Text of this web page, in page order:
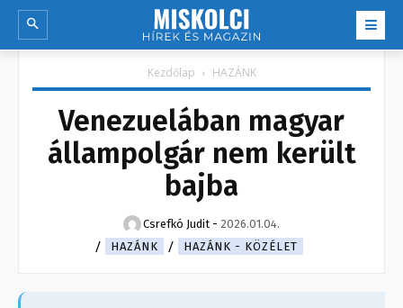
Kezdőlap HAZÁNK
Venezuelában magyar
állampolgár nem került
bajba
Csrefkó Judit - 2026.01.04.
HAZÁNK
HAZÁNK - KÖZÉLET